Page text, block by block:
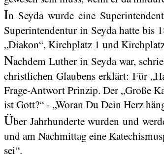
In Seyda wurde eine
Superintendentur in Seyda hatte bis
„Diakon“, Kirchplatz 1 und
Nachdem Luther in Seyda war,
christlichen Glaubens erklärt: Für
Frage-Antwort Prinzip. Der „Große
ist Gott?“ - „Woran Du Dein Herz
Über Jahrhunderte wurden und
und am Nachmittag eine
sei“.